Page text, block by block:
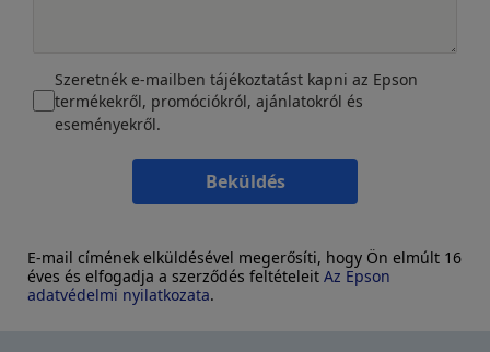
Szeretnék e-mailben tájékoztatást kapni az Epson
termékekről, promóciókról, ajánlatokról és
eseményekről.
Beküldés
E-mail címének elküldésével megerősíti, hogy Ön elmúlt 16
éves és elfogadja a szerződés feltételeit Az Epson
adatvédelmi nyilatkozata.